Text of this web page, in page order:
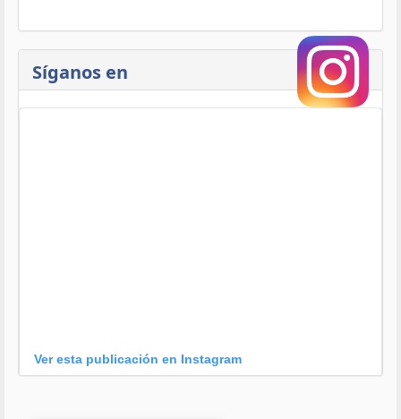
Síganos en
Ver esta publicación en Instagram